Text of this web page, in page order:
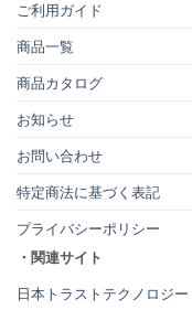
ご利用ガイド
商品一覧
商品カタログ
お知らせ
お問い合わせ
特定商法に基づく表記
プライバシーポリシー
・関連サイト
日本トラストテクノロジー